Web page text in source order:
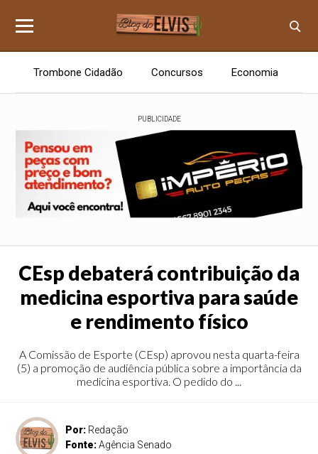
Trombone Cidadão Concursos Economia
PUBLICIDADE
CEsp debaterá contribuição da
medicina esportiva para saúde
e rendimento físico
A Comissão de Esporte (CEsp) aprovou nesta quarta-feira
(5) a promoção de audiência pública sobre a importância da
medicina esportiva. O pedido do ...
Por: Redação
Fonte:Agência Senado